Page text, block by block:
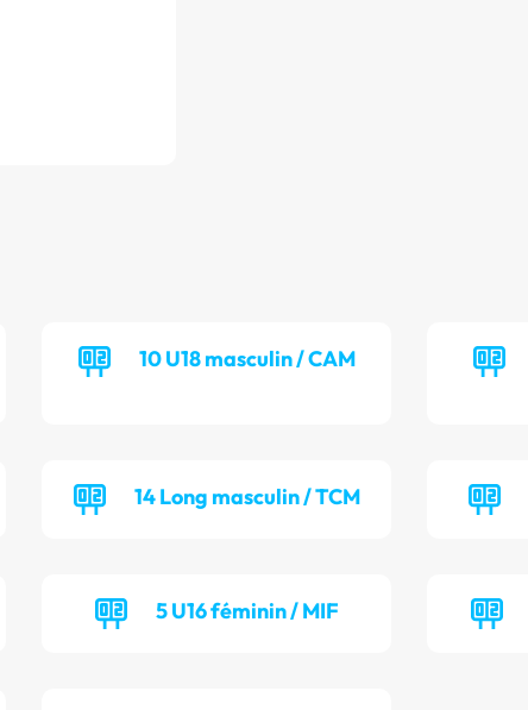
10 U18 masculin / CAM
14 Long masculin / TCM
5 U16 féminin / MIF